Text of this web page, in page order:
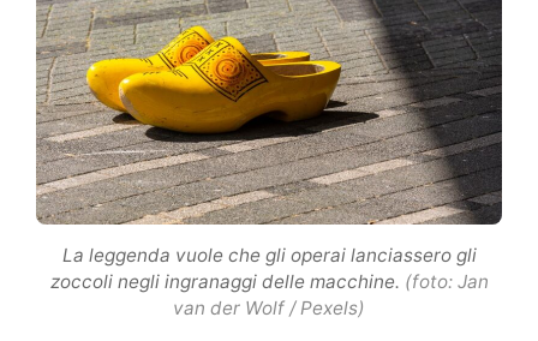
La leggenda vuole che gli operai lanciassero gli
zoccoli negli ingranaggi delle macchine. (foto: Jan
van der Wolf / Pexels)